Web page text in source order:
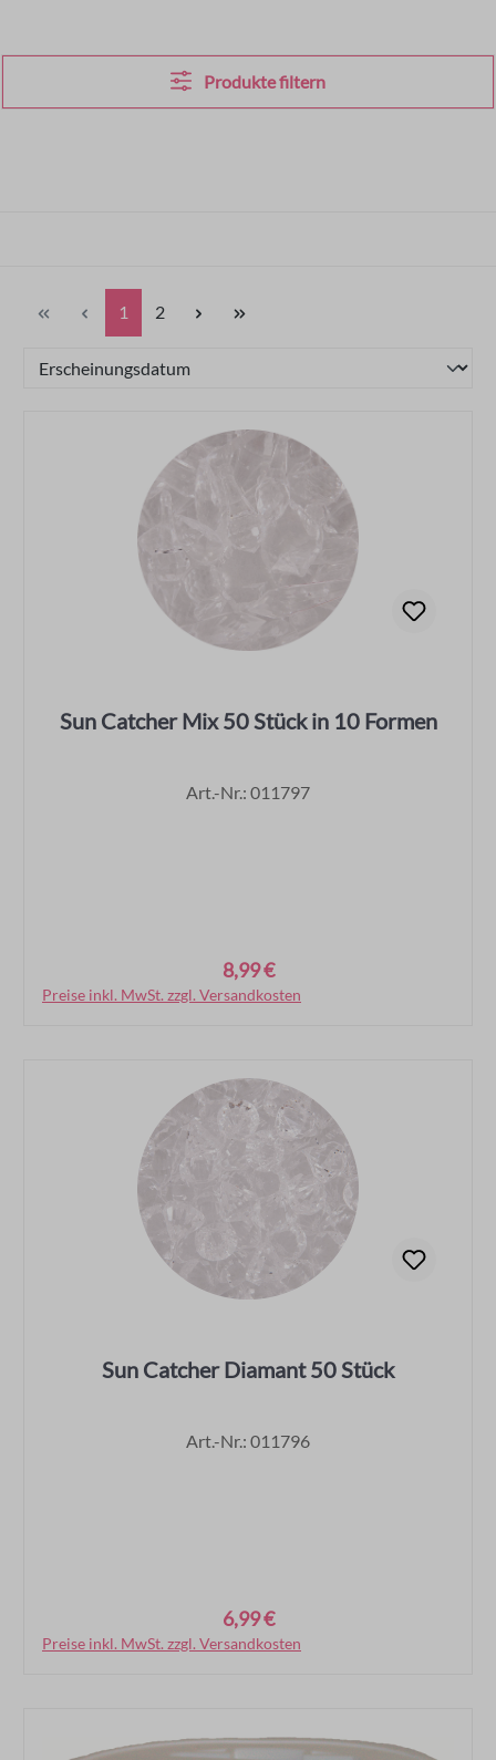
Produkte filtern
Seite
1 Seite
2
Sun Catcher Mix 50 Stück in 10 Formen
Art.-Nr.: 011797
8,99 €
Preise inkl. MwSt. zzgl. Versandkosten
In den Warenkorb
Sun Catcher Diamant 50 Stück
Art.-Nr.: 011796
6,99 €
Preise inkl. MwSt. zzgl. Versandkosten
In den Warenkorb